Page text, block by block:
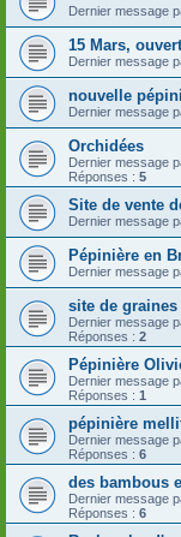
Dernier message
15 Mars,
Dernier message
nouvelle
Dernier message
Orchidées
Dernier message
Réponses : 5
Site de vente
Dernier message
Pépinière en
Dernier message
site de graines
Dernier message
Réponses : 2
Pépinière
Dernier message
Réponses : 1
pépinière
Dernier message
Réponses : 6
des bambous
Dernier message
Réponses : 6